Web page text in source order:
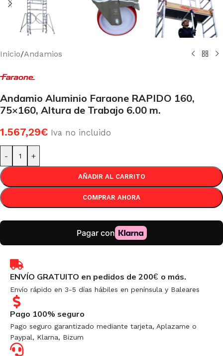
Inicio/Andamios
Andamio Aluminio Faraone RAPIDO 160,
75×160, Altura de Trabajo 6.00 m.
1.567,29€ Iva no incluido
- +
AÑADIR AL CARRITO
COMPRAR AHORA
ENVÍO GRATUITO en pedidos de 200€ o más.
Envío rápido en 3-5 días hábiles en península y Baleares
Pago 100% seguro
Pago seguro garantizado mediante tarjeta, Aplazame o
Paypal, Klarna, Bizum